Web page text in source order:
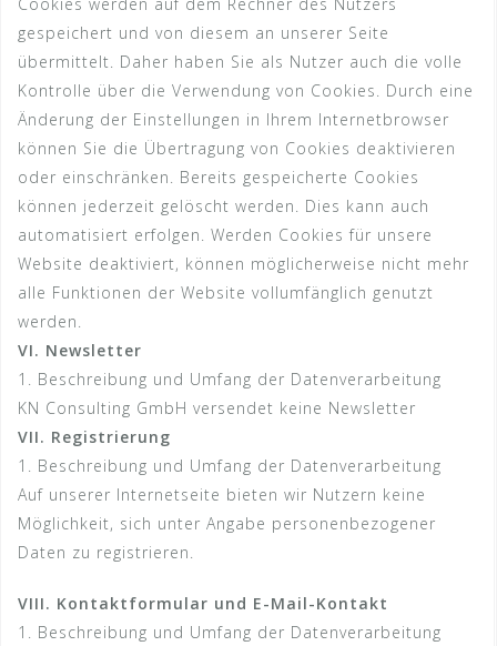
gespeichert und von diesem an unserer Seite
übermittelt. Daher haben Sie als Nutzer auch die volle
Kontrolle über die Verwendung von Cookies. Durch eine
Änderung der Einstellungen in Ihrem Internetbrowser
können Sie die Übertragung von Cookies deaktivieren
oder einschränken. Bereits gespeicherte Cookies
können jederzeit gelöscht werden. Dies kann auch
automatisiert erfolgen. Werden Cookies für unsere
Website deaktiviert, können möglicherweise nicht mehr
alle Funktionen der Website vollumfänglich genutzt
werden.
VI. Newsletter
1. Beschreibung und Umfang der Datenverarbeitung
KN Consulting GmbH versendet keine Newsletter
VII. Registrierung
1. Beschreibung und Umfang der Datenverarbeitung
Auf unserer Internetseite bieten wir Nutzern keine
Möglichkeit, sich unter Angabe personenbezogener
Daten zu registrieren.
VIII. Kontaktformular und E-Mail-Kontakt
1. Beschreibung und Umfang der Datenverarbeitung